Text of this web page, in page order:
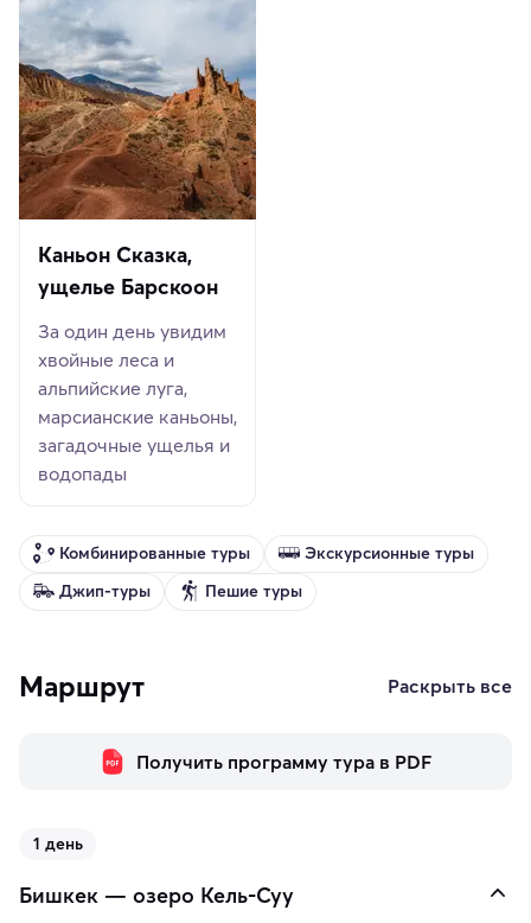
Каньон Сказка,
ущелье Барскоон
За один день увидим
хвойные леса и
альпийские луга,
марсианские каньоны,
загадочные ущелья и
водопады
Комбинированные туры
Экскурсионные туры
Джип-туры
Пешие туры
Маршрут Раскрыть все
Получить программу тура в PDF
1 день
Бишкек — озеро Кель-Суу